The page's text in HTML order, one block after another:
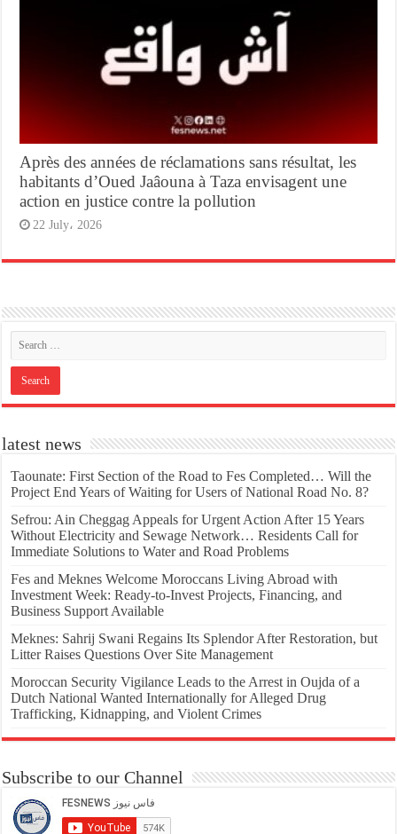
Après des années de réclamations sans résultat, les
habitants d’Oued Jaâouna à Taza envisagent une
action en justice contre la pollution
22 July، 2026
latest news
Taounate: First Section of the Road to Fes Completed… Will the
Project End Years of Waiting for Users of National Road No. 8?
Sefrou: Ain Cheggag Appeals for Urgent Action After 15 Years
Without Electricity and Sewage Network… Residents Call for
Immediate Solutions to Water and Road Problems
Fes and Meknes Welcome Moroccans Living Abroad with
Investment Week: Ready-to-Invest Projects, Financing, and
Business Support Available
Meknes: Sahrij Swani Regains Its Splendor After Restoration, but
Litter Raises Questions Over Site Management
Moroccan Security Vigilance Leads to the Arrest in Oujda of a
Dutch National Wanted Internationally for Alleged Drug
Trafficking, Kidnapping, and Violent Crimes
Subscribe to our Channel